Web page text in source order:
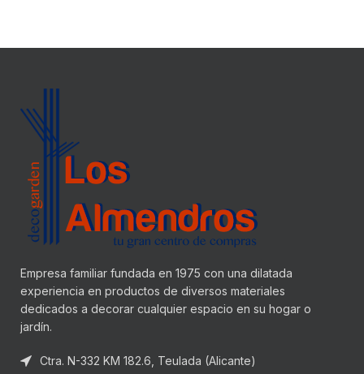
Empresa familiar fundada en 1975 con una dilatada
experiencia en productos de diversos materiales
dedicados a decorar cualquier espacio en su hogar o
jardín.
Ctra. N-332 KM 182.6, Teulada (Alicante)